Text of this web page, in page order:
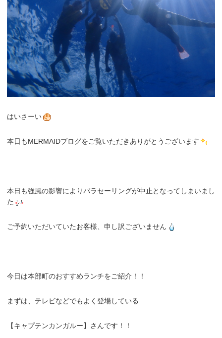
はいさーい
本日もMERMAIDブログをご覧いただきありがとうございます
本日も強風の影響によりパラセーリングが中止となってしまいまし
た
ご予約いただいていたお客様、申し訳ございません
今日は本部町のおすすめランチをご紹介！！
まずは、テレビなどでもよく登場している
【キャプテンカンガルー】さんです！！